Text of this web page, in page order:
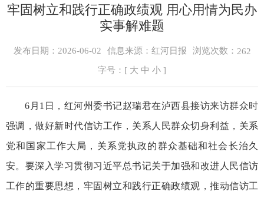
牢固树立和践行正确政绩观 用心用情为民办
实事解难题
发布日期：2026-06-02 信息来源：红河日报 浏览次数： 262
字号：[ 大 中 小 ]
6月1日，红河州委书记赵瑞君在泸西县接访来访群众时
强调，做好新时代信访工作，关系人民群众切身利益，关系
党和国家工作大局，关系党执政的群众基础和社会长治久
安。要深入学习贯彻习近平总书记关于加强和改进人民信访
工作的重要思想，牢固树立和践行正确政绩观，推动信访工